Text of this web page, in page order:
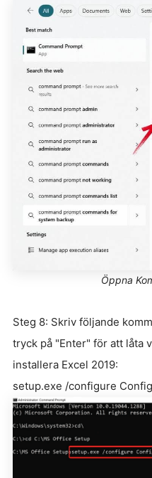
Öppna
Steg 8: Skriv följande
tryck på "Enter" för att låta
installera Excel 2019:
setup.exe /configure